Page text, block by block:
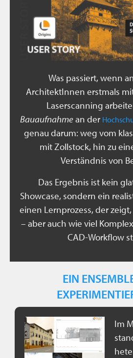
Was passiert, wenn
ArchitektInnen erstmals
Laserscanning
Bauaufnahmean der
genau darum: weg vom
mit Zollstock, hin zu
Verständnis von
Das Ergebnis ist kein
Showcase, sondern ein
einen Lernprozess, der
– aber auch wie viel
CAD-Workflow
EIN
Im